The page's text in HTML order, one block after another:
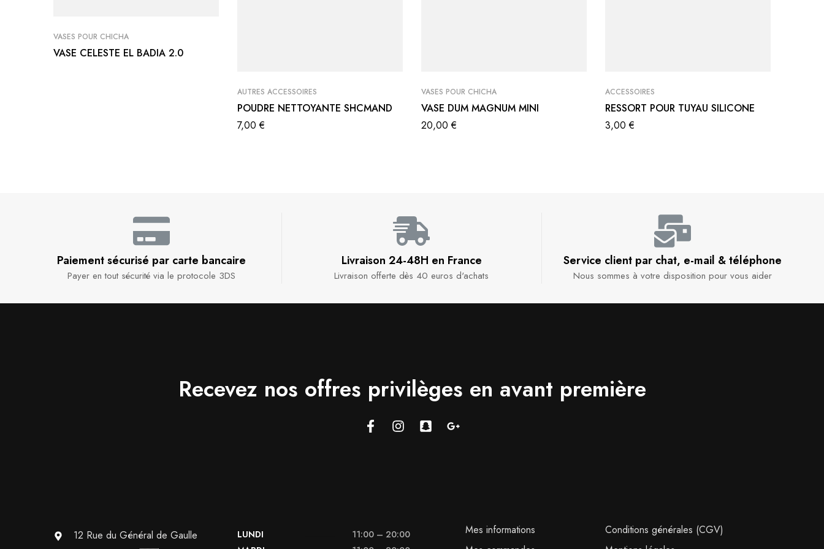
VASES POUR CHICHA
VASE CELESTE EL BADIA 2.0
AUTRES ACCESSOIRES
POUDRE NETTOYANTE SHCMAND
7,00€
VASES POUR CHICHA
VASE DUM MAGNUM MINI
20,00€
ACCESSOIRES
RESSORT POUR TUYAU SILICONE
3,00€
Paiement sécurisé par carte bancaire​
Payer en tout sécurité via le protocole 3DS
Livraison 24-48H en France​
Livraison offerte dès 40 euros d'achats​
Service client par chat, e-mail & téléphone​
Nous sommes à votre disposition pour vous aider​
Recevez nos offres privilèges en avant première
12 Rue du Général de Gaulle
LUNDI
11:00 – 20:00
Mes informations
Conditions générales (CGV)